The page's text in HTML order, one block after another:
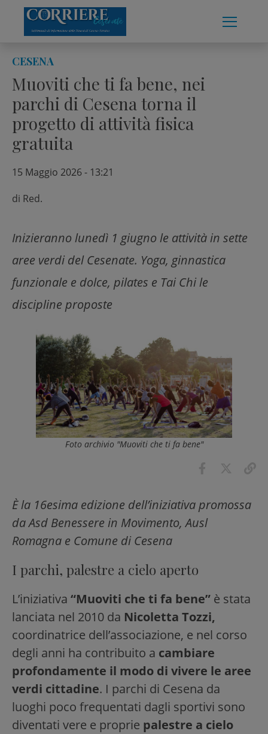
content
CESENA
Muoviti che ti fa bene, nei
parchi di Cesena torna il
progetto di attività fisica
gratuita
15 Maggio 2026 - 13:21
di Red.
Inizieranno lunedì 1 giugno le attività in sette
aree verdi del Cesenate. Yoga, ginnastica
funzionale e dolce, pilates e Tai Chi le
discipline proposte
Foto archivio "Muoviti che ti fa bene"
È la 16esima edizione dell’iniziativa promossa
da Asd Benessere in Movimento, Ausl
Romagna e Comune di Cesena
I parchi, palestre a cielo aperto
L’iniziativa “Muoviti che ti fa bene” è stata
lanciata nel 2010 da Nicoletta Tozzi,
coordinatrice dell’associazione, e nel corso
degli anni ha contribuito a cambiare
profondamente il modo di vivere le aree
verdi cittadine. I parchi di Cesena da
luoghi poco frequentati dagli sportivi sono
diventati vere e proprie palestre a cielo